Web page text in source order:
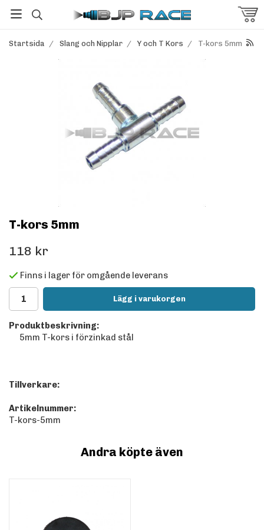
Startsida / Slang och Nipplar / Y och T Kors / T-kors 5mm
T-kors 5mm
118 kr
Finns i lager för omgående leverans
Lägg i varukorgen
Produktbeskrivning:
5mm T-kors i förzinkad stål
Tillverkare:
Artikelnummer:
T-kors-5mm
Andra köpte även